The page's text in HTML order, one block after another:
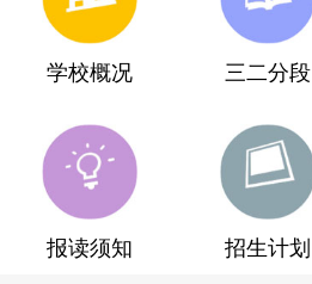
学校概况 三二分段
报读须知 招生计划